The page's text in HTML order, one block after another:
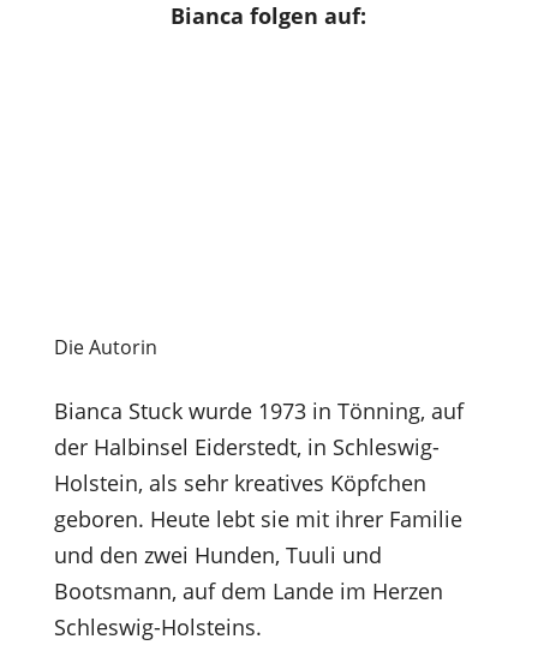
Bianca folgen auf:
Die Autorin
Bianca Stuck wurde 1973 in Tönning, auf
der Halbinsel Eiderstedt, in Schleswig-
Holstein, als sehr kreatives Köpfchen
geboren. Heute lebt sie mit ihrer Familie
und den zwei Hunden, Tuuli und
Bootsmann, auf dem Lande im Herzen
Schleswig-Holsteins.